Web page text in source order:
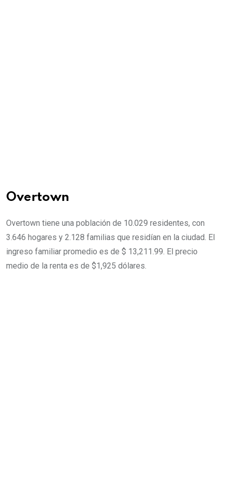
Overtown
Overtown tiene una población de 10.029 residentes, con
3.646 hogares y 2.128 familias que residían en la ciudad. El
ingreso familiar promedio es de $ 13,211.99. El precio
medio de la renta es de $1,925 dólares.